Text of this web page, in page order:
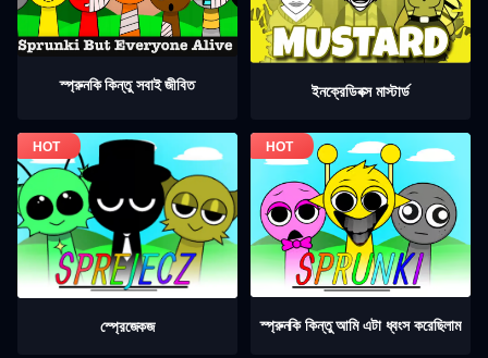
স্প্রুনকি কিন্তু সবাই জীবিত ইনক্রেডিবক্স মাস্টার্ড
স্প্রেজেকজ স্প্রুনকি কিন্তু আমি এটা ধ্বংস করেছিলাম